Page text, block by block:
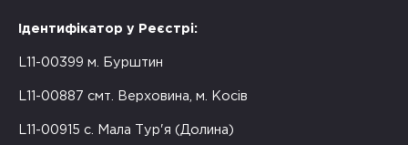
Ідентифікатор у Реєстрі:
L11-00399 м. Бурштин
L11-00887 смт. Верховина, м. Косів
L11-00915 с. Мала Тур'я (Долина)